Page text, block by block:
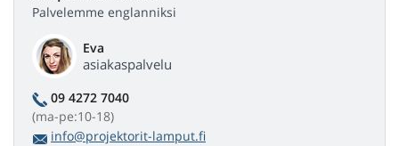
Palvelemme englanniksi
Eva
asiakaspalvelu
09 4272 7040
(ma-pe:10-18)
info@projektorit-lamput.fi